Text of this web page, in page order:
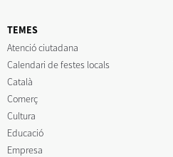
TEMES
Atenció ciutadana
Calendari de festes locals
Català
Comerç
Cultura
Educació
Empresa